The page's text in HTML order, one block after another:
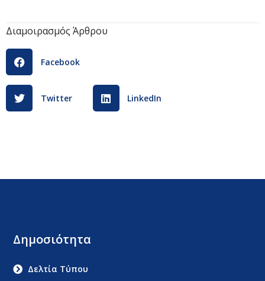
Διαμοιρασμός Άρθρου
Facebook
Twitter LinkedIn
Δημοσιότητα
Δελτία Τύπου